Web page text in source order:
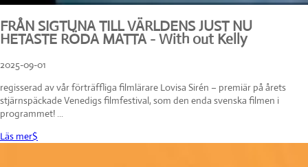
FRÅN SIGTUNA TILL VÄRLDENS JUST NU
HETASTE RÖDA MATTA - With out Kelly
2025-09-01
regisserad av vår förträffliga filmlärare Lovisa Sirén – premiär på årets
stjärnspäckade Venedigs filmfestival, som den enda svenska filmen i
programmet! ...
Läs mer$